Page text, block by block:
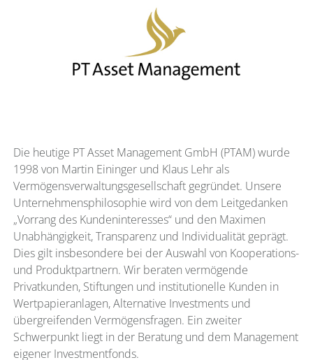
Die heutige PT Asset Management GmbH (PTAM) wurde
1998 von Martin Eininger und Klaus Lehr als
Vermögensverwaltungsgesellschaft gegründet. Unsere
Unternehmensphilosophie wird von dem Leitgedanken
„Vorrang des Kundeninteresses“ und den Maximen
Unabhängigkeit, Transparenz und Individualität geprägt.
Dies gilt insbesondere bei der Auswahl von Kooperations-
und Produktpartnern. Wir beraten vermögende
Privatkunden, Stiftungen und institutionelle Kunden in
Wertpapieranlagen, Alternative Investments und
übergreifenden Vermögensfragen. Ein zweiter
Schwerpunkt liegt in der Beratung und dem Management
eigener Investmentfonds.